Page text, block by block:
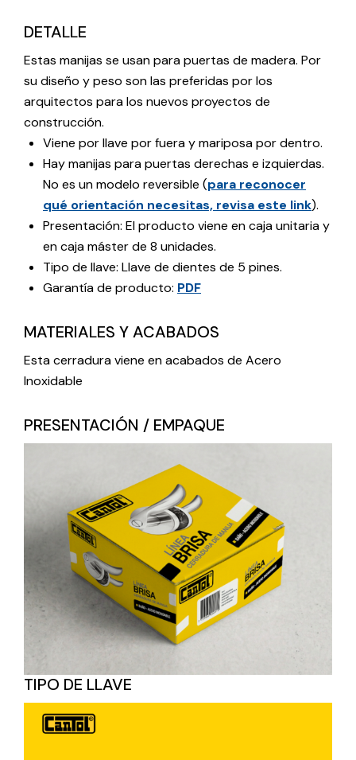
DETALLE
Estas manijas se usan para puertas de madera. Por
su diseño y peso son las preferidas por los
arquitectos para los nuevos proyectos de
construcción.
Viene por llave por fuera y mariposa por dentro.
Hay manijas para puertas derechas e izquierdas.
No es un modelo reversible (para reconocer
qué orientación necesitas, revisa este link).
Presentación: El producto viene en caja unitaria y
en caja máster de 8 unidades.
Tipo de llave: Llave de dientes de 5 pines.
Garantía de producto: PDF
MATERIALES Y ACABADOS
Esta cerradura viene en acabados de Acero
Inoxidable
PRESENTACIÓN / EMPAQUE
TIPO DE LLAVE